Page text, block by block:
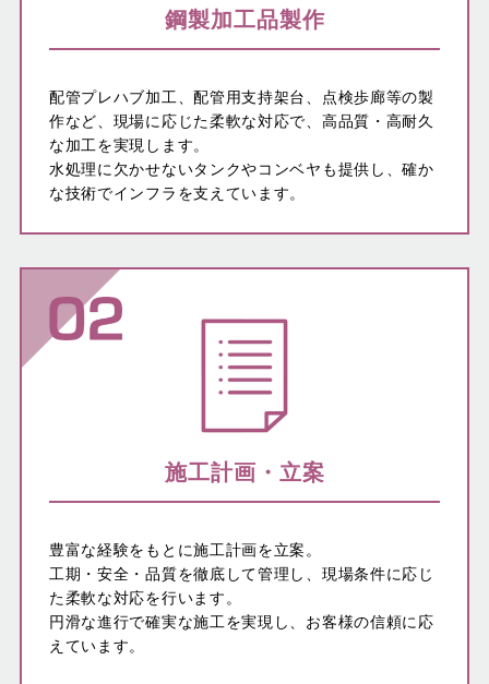
鋼製加工品製作
配管プレハブ加工、配管用支持架台、点検歩廊等の製
作など、現場に応じた柔軟な対応で、高品質・高耐久
な加工を実現します。
水処理に欠かせないタンクやコンベヤも提供し、確か
な技術でインフラを支えています。
施工計画・立案
豊富な経験をもとに施工計画を立案。
工期・安全・品質を徹底して管理し、現場条件に応じ
た柔軟な対応を行います。
円滑な進行で確実な施工を実現し、お客様の信頼に応
えています。